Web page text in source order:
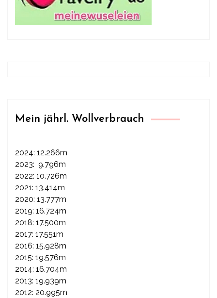
Mein jährl. Wollverbrauch
2024: 12.266m
2023: 9.796m
2022: 10.726m
2021: 13.414m
2020: 13.777m
2019: 16.724m
2018: 17.500m
2017: 17.551m
2016: 15.928m
2015: 19.576m
2014: 16.704m
2013: 19.939m
2012: 20.995m